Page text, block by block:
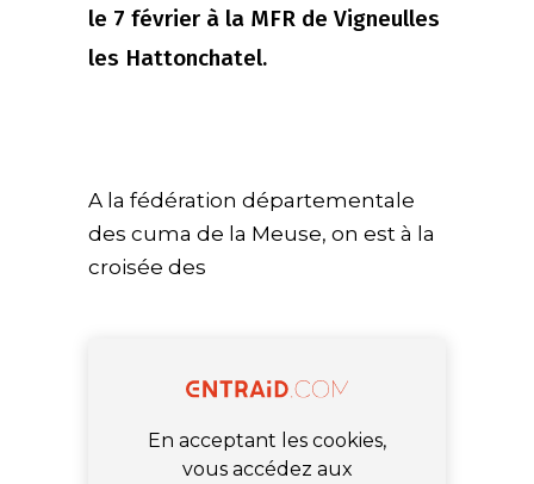
le 7 février à la MFR de Vigneulles
les Hattonchatel.
A la fédération départementale
des cuma de la Meuse, on est à la
croisée des
En acceptant les cookies,
vous accédez aux